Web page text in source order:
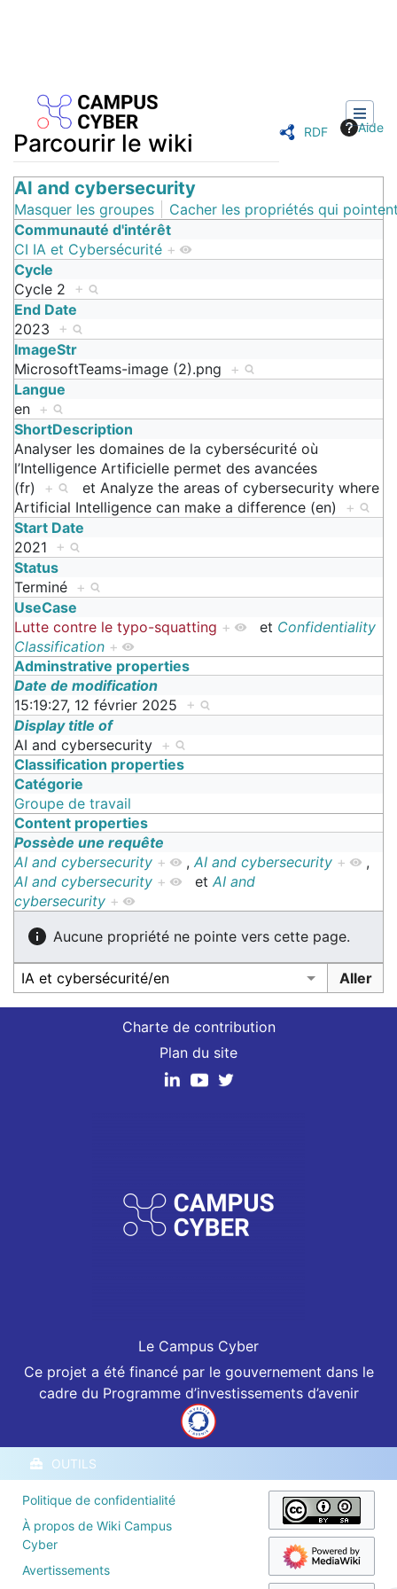
RDF Aide
Parcourir le wiki
Aller à :navigation,rechercher
AI and cybersecurity
Masquer les groupes
Cacher les propriétés qui
Communauté d'intérêt
CI IA et Cybersécurité +
Cycle
Cycle 2 +
End Date
2023 +
ImageStr
MicrosoftTeams-image (2).png +
Langue
en +
ShortDescription
Analyser les domaines de la cybersécurité où
l’Intelligence Artificielle permet des avancées
(fr) + et Analyze the areas of cybersecurity where
Artificial Intelligence can make a difference (en) +
Start Date
2021 +
Status
Terminé +
UseCase
Lutte contre le typo-squatting + et Confidentiality
Classification +
Adminstrative properties
Date de modification
15:19:27, 12 février 2025 +
Display title of
AI and cybersecurity +
Classification properties
Catégorie
Groupe de travail
Content properties
Possède une requête
AI and cybersecurity + , AI and cybersecurity +
,
AI and cybersecurity + et AI and
cybersecurity +
Aucune propriété ne pointe vers cette page.
Charte de contribution
Plan du site
Le Campus Cyber
Ce projet a été financé par le gouvernement dans le
cadre du Programme d’investissements d’avenir
OUTILS
Politique de confidentialité
À propos de Wiki Campus
Cyber
Avertissements